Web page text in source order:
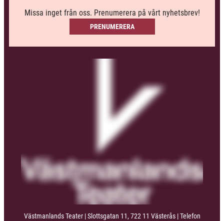
Missa inget från oss. Prenumerera på vårt nyhetsbrev!
PRENUMERERA
Västmanlands Teater | Slottsgatan 11, 722 11 Västerås | Telefon